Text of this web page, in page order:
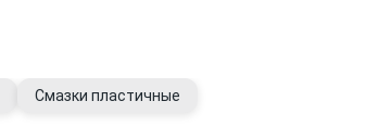
Смазки пластичные